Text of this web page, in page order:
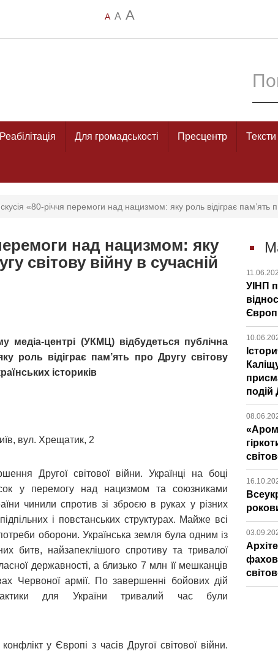
A A A
Реабілітація Для громадськості Пресцентр Тексти
«80-річчя перемоги над нацизмом: яку роль відіграє пам’ять
над нацизмом: яку
світову війну в сучасній
медіа-центрі (УКМЦ) відбудеться публічна
роль відіграє пам’ять про Другу світову
істориків
вул. Хрещатик, 2
Другої світової війни. Українці на боці
у перемогу над нацизмом та союзниками
чинили спротив зі зброєю в руках у різних
і повстанських структурах. Майже всі
оборони. Українська земля була одним із
битв, найзапеклішого спротиву та тривалої
державності, а близько 7 млн її мешканців
Червоної армії. По завершенні бойових дій
практики для України тривалий час були
у Європі з часів Другої світової війни.
УІНП
подій